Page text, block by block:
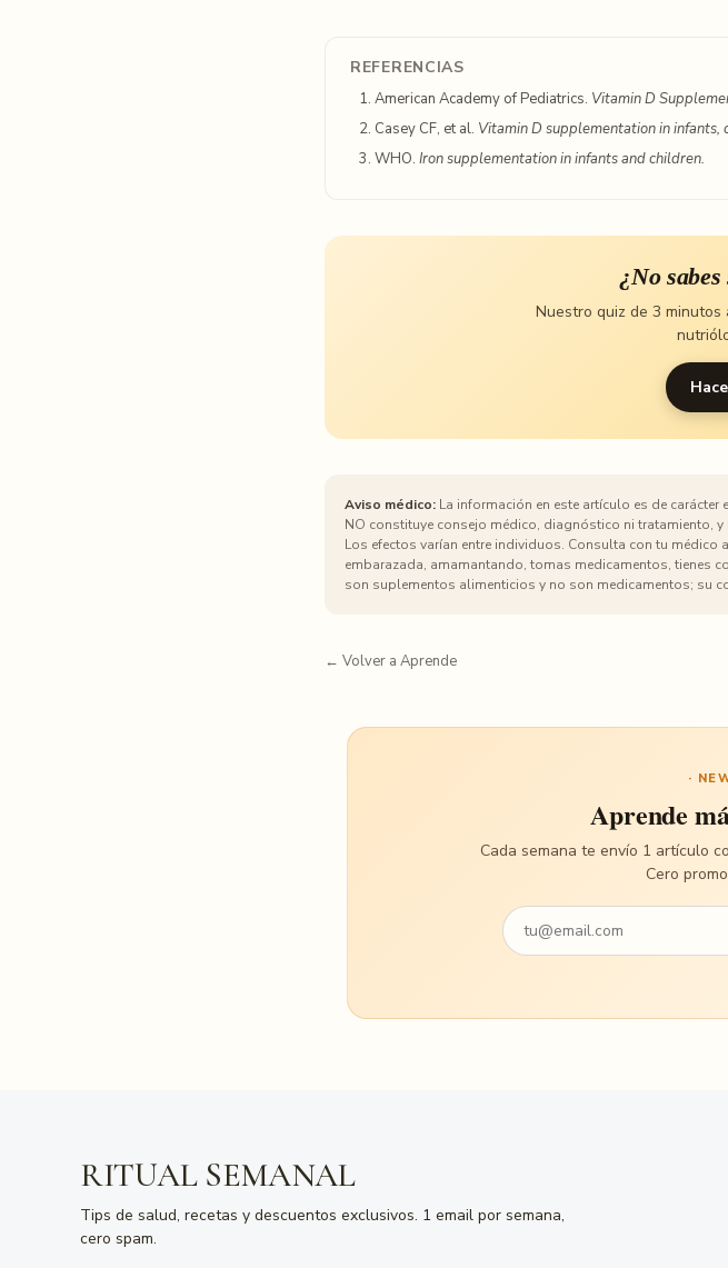
REFERENCIAS
American Academy of Pediatrics. Vitamin D
Casey CF, et al. Vitamin D supplementation in infants,
WHO. Iron supplementation in infants and children.
¿No
Nuestro quiz de 3
Aviso médico: La información en este artículo es de
NO constituye consejo médico, diagnóstico ni tratamiento,
Los efectos varían entre individuos. Consulta con tu
embarazada, amamantando, tomas medicamentos, tienes
son suplementos alimenticios y no son medicamentos; su
← Volver a Aprende
·
Aprende
Cada semana te envío 1 artículo
Cero
RITUAL SEMANAL
Tips de salud, recetas y descuentos exclusivos. 1 email por semana,
cero spam.